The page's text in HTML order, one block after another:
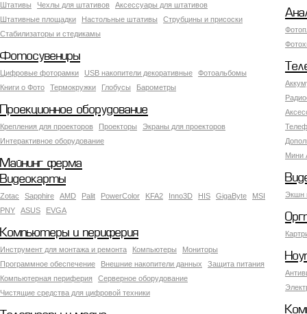
Штативы
Чехлы для штативов
Аксессуары для штативов
Штативные площадки
Настольные штативы
Струбцины и присоски
Стабилизаторы и стедикамы
Фотосувениры
Цифровые фоторамки USB накопители декоративные
Фотоальбомы
Книги о Фото
Термокружки Глобусы Барометры
Мини
Проекционное оборудование
Крепления для проекторов Проекторы
Экраны для проекторов
Интерактивное оборудование
Майнинг ферма
Экшн
Видеокарты
Zotac Sapphire AMD Palit PowerColor KFA2 Inno3D HIS GigaByte
MSI
PNY
ASUS EVGA
Компьютеры и периферия
Инструмент для монтажа и ремонта Компьютеры
Мониторы
Программное обеспечение
Внешние накопители данных
Защита питания
Компьютерная периферия
Серверное оборудование
Чистящие средства для цифровой техники